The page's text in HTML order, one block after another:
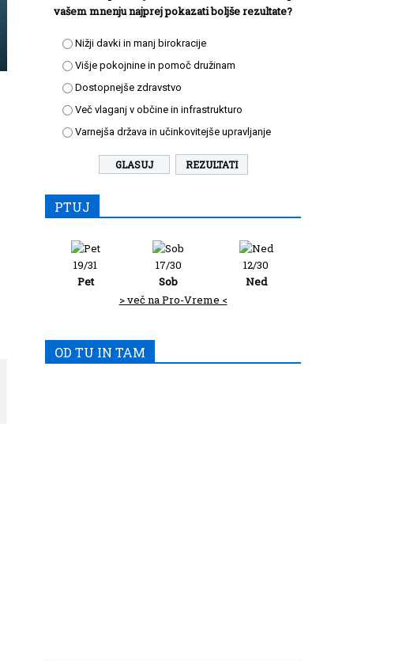
vašem mnenju najprej pokazati boljše rezultate?
Nižji davki in manj birokracije
Višje pokojnine in pomoč družinam
Dostopnejše zdravstvo
Več vlaganj v občine in infrastrukturo
Varnejša država in učinkovitejše upravljanje
REZULTATI
PTUJ
19/31
Pet
17/30
Sob
12/30
Ned
> več na Pro-Vreme <
OD TU IN TAM